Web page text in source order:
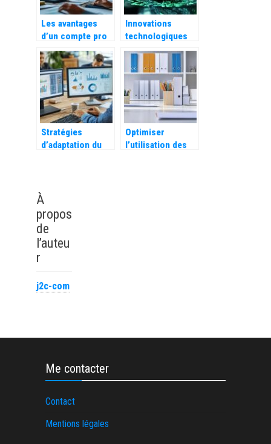
Les avantages
d’un compte pro
en ligne pour une
gestion
d’entreprise
optimisée
Innovations
technologiques
pour la protection
des entreprises
europeennes
Stratégies
d’adaptation du
fonctionnement
concurrence ?
Optimiser
l’utilisation des
À
propos
de
l’auteu
r
j2c-com
Me contacter
Contact
Mentions légales